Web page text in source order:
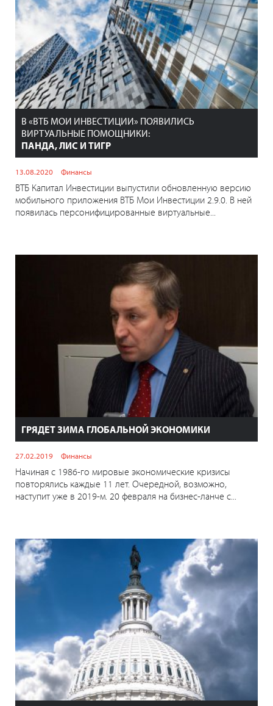
В «ВТБ МОИ ИНВЕСТИЦИИ» ПОЯВИЛИСЬ
ВИРТУАЛЬНЫЕ ПОМОЩНИКИ:
ПАНДА, ЛИС И ТИГР
13.08.2020 Финансы
ВТБ Капитал Инвестиции выпустили обновленную версию
мобильного приложения ВТБ Мои Инвестиции 2.9.0. В ней
появилась персонифицированные виртуальные...
ГРЯДЕТ ЗИМА ГЛОБАЛЬНОЙ ЭКОНОМИКИ
27.02.2019 Финансы
Начиная с 1986-го мировые экономические кризисы
повторялись каждые 11 лет. Очередной, возможно,
наступит уже в 2019-м. 20 февраля на бизнес-ланче с...